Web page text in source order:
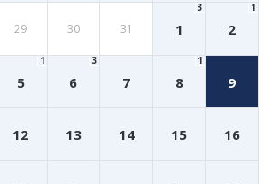
29 30 31 1
3
2
1
5
1
6
3
7 8
1
9
12 13 14 15 16